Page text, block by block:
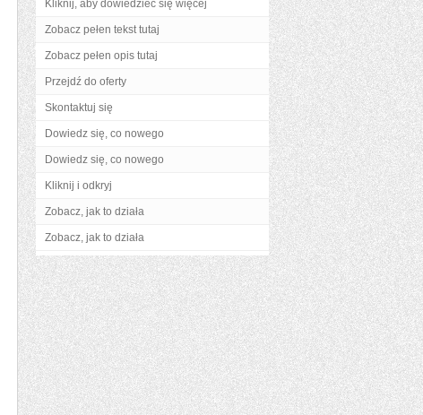
Kliknij, aby dowiedzieć się więcej
Zobacz pełen tekst tutaj
Zobacz pełen opis tutaj
Przejdź do oferty
Skontaktuj się
Dowiedz się, co nowego
Dowiedz się, co nowego
Kliknij i odkryj
Zobacz, jak to działa
Zobacz, jak to działa